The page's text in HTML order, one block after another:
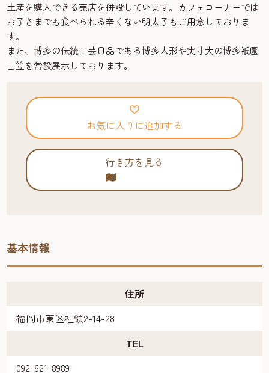
土産を購入できる売店を併設しています。カフェコーナーでは
お子さまでも食べられる辛くない明太子もご用意しておりま
す。
また、博多の伝統工芸日品である博多人形や実寸大の博多祇園
山笠を常設展示しております。
お気に入りに追加する
行き方を見る
基本情報
住所
福岡市東区社領2-14-28
TEL
092-621-8989